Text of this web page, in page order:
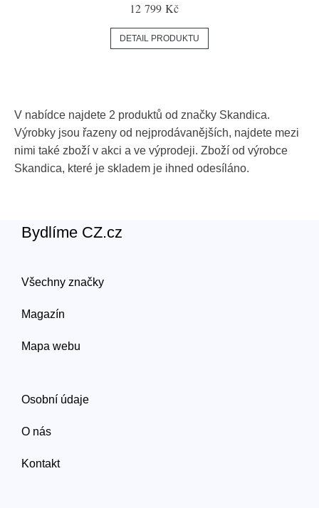
12 799 Kč
DETAIL PRODUKTU
V nabídce najdete 2 produktů od značky Skandica.
Výrobky jsou řazeny od nejprodávanějších, najdete mezi
nimi také zboží v akci a ve výprodeji. Zboží od výrobce
Skandica, které je skladem je ihned odesíláno.
Bydlíme CZ.cz
Všechny značky
Magazín
Mapa webu
Osobní údaje
O nás
Kontakt